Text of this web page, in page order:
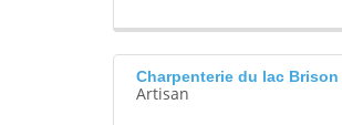
Charpenterie du lac
Artisan